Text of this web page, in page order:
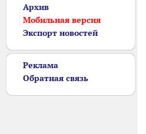
Архив
Мобильная версия
Экспорт новостей
Реклама
Обратная связь